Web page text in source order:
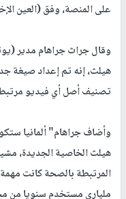
على المنصة، وفق (العين
وقال جراث جراهام مدير
هيلث، إنه تم إعداد صيغة
تصنيف أصل أي فيديو
وأضاف جراهام" ألمانيا
هيلث الخاصية الجديدة،
المرتبطة بالصحة كانت
ملياري مستخدم سنويا من